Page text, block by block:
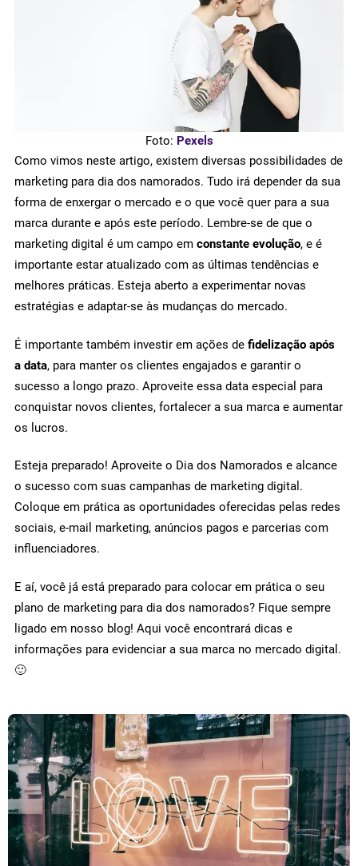
Foto: Pexels
Como vimos neste artigo, existem diversas possibilidades de
marketing para dia dos namorados. Tudo irá depender da sua
forma de enxergar o mercado e o que você quer para a sua
marca durante e após este período. Lembre-se de que o
marketing digital é um campo em constante evolução, e é
importante estar atualizado com as últimas tendências e
melhores práticas. Esteja aberto a experimentar novas
estratégias e adaptar-se às mudanças do mercado.
É importante também investir em ações de fidelização após
a data, para manter os clientes engajados e garantir o
sucesso a longo prazo. Aproveite essa data especial para
conquistar novos clientes, fortalecer a sua marca e aumentar
os lucros.
Esteja preparado! Aproveite o Dia dos Namorados e alcance
o sucesso com suas campanhas de marketing digital.
Coloque em prática as oportunidades oferecidas pelas redes
sociais, e-mail marketing, anúncios pagos e parcerias com
influenciadores.
E aí, você já está preparado para colocar em prática o seu
plano de marketing para dia dos namorados? Fique sempre
ligado em nosso blog! Aqui você encontrará dicas e
informações para evidenciar a sua marca no mercado digital.
🙂